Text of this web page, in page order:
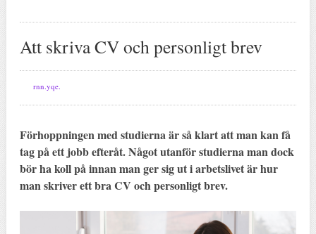
Att skriva CV och personligt brev
rnn.yqe.
Förhoppningen med studierna är så klart att man kan få
tag på ett jobb efteråt. Något utanför studierna man dock
bör ha koll på innan man ger sig ut i arbetslivet är hur
man skriver ett bra CV och personligt brev.